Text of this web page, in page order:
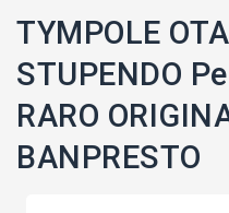
TYMPOLE
STUPENDO
RARO
BANPRESTO